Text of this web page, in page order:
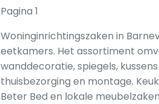
Pagina 1
Woninginrichtingszaken in
eetkamers. Het assortiment
wanddecoratie, spiegels,
thuisbezorging en montage.
Beter Bed en lokale